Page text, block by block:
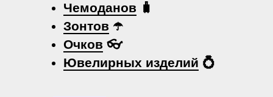
Чемоданов 🧳
Зонтов ☂️
Очков 👓
Ювелирных изделий 💍